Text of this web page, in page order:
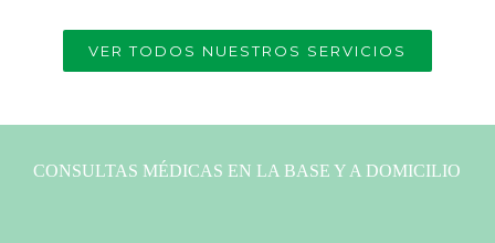
VER TODOS NUESTROS SERVICIOS
CONSULTAS MÉDICAS EN LA BASE Y A DOMICILIO